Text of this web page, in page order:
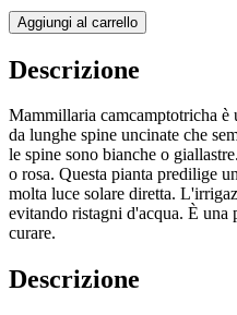
Aggiungi al carrello
Descrizione
Mammillaria camcamptotricha è
da lunghe spine uncinate che
le spine sono bianche o
o rosa. Questa pianta predilige
molta luce solare diretta.
evitando ristagni d'acqua. È una
curare.
Descrizione